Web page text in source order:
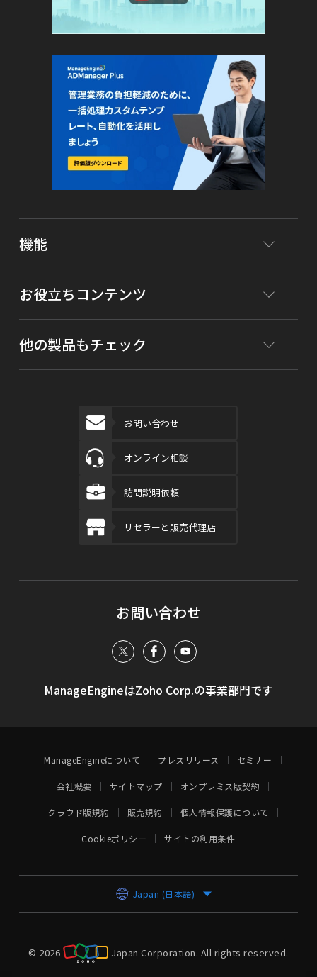
機能
お役立ちコンテンツ
他の製品もチェック
お問い合わせ
オンライン相談
訪問説明依頼
リセラーと販売代理店
お問い合わせ
ManageEngineはZoho Corp.の事業部門です
ManageEngineについて プレスリリース セミナー
会社概要 サイトマップ オンプレミス版契約
クラウド版規約 販売規約 個人情報保護について
Cookieポリシー サイトの利用条件
Japan (日本語)
© 2026 Japan Corporation. All rights reserved.